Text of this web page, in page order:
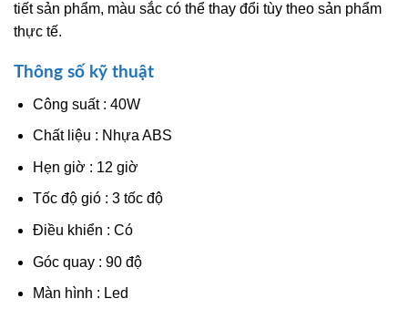
tiết sản phẩm, màu sắc có thể thay đổi tùy theo sản phẩm
thực tế.
Thông số kỹ thuật
Công suất : 40W
Chất liệu : Nhựa ABS
Hẹn giờ : 12 giờ
Tốc độ gió : 3 tốc độ
Điều khiển : Có
Góc quay : 90 độ
Màn hình : Led